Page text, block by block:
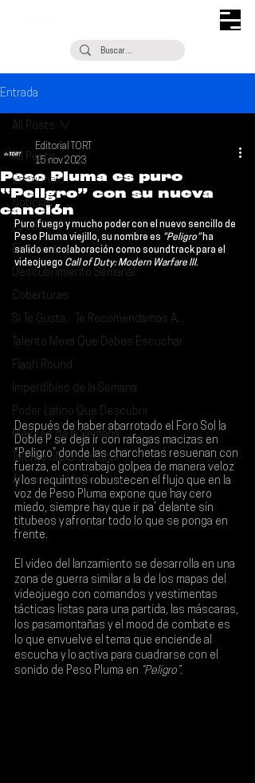
Entrada
All Posts
Escúchalo
Noticias
¿Qué Plan?
Entrevistas
Descubrimiento Semanal
Coberturas
Si Te Gusta... Te Recomendamos A...
Talento Mexa Que Debes Escuchar
Flash Round
Imperdibles de la Semana
Poder Latino Que Descubrir
Mejores de la Semana
Talento Mexa Semanal
Álbumes de la Semana
All Posts
Peso Pluma es puro
“Peligro” con su nueva
canción
Editorial TORT
15 nov 2023
Puro fuego y mucho poder con el nuevo sencillo de
Peso Pluma viejillo, su nombre es “Peligro” ha
salido en colaboración como soundtrack para el
videojuego Call of Duty: Modern Warfare III.
Después de haber abarrotado el Foro Sol la
Doble P se deja ir con rafagas macizas en
“Peligro” donde las charchetas resuenan con
fuerza, el contrabajo golpea de manera veloz
y los requintos robustecen el flujo que en la
voz de Peso Pluma expone que hay cero
miedo, siempre hay que ir pa’ delante sin
titubeos y afrontar todo lo que se ponga en
frente.
El video del lanzamiento se desarrolla en una
zona de guerra similar a la de los mapas del
videojuego con comandos y vestimentas
tácticas listas para una partida, las máscaras,
los pasamontañas y el mood de combate es
lo que envuelve el tema que enciende al
escucha y lo activa para cuadrarse con el
sonido de Peso Pluma en “Peligro”.